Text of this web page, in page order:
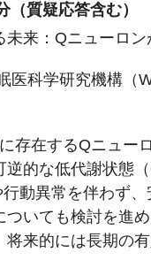
質疑応答含む）
来：Qニューロン
科学研究機構（
在するQニュー
的な低代謝状態
動異常を伴わず
ついても検討を進
来的には長期の